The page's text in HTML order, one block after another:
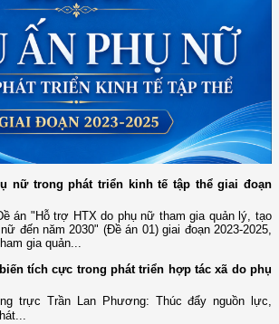
nữ trong phát triển kinh tế tập thể giai đoạn
án "Hỗ trợ HTX do phụ nữ tham gia quản lý, tạo
đến năm 2030" (Đề án 01) giai đoạn 2023-2025,
gia quản...
tích cực trong phát triển hợp tác xã do phụ
trực Trần Lan Phương: Thúc đẩy nguồn lực,